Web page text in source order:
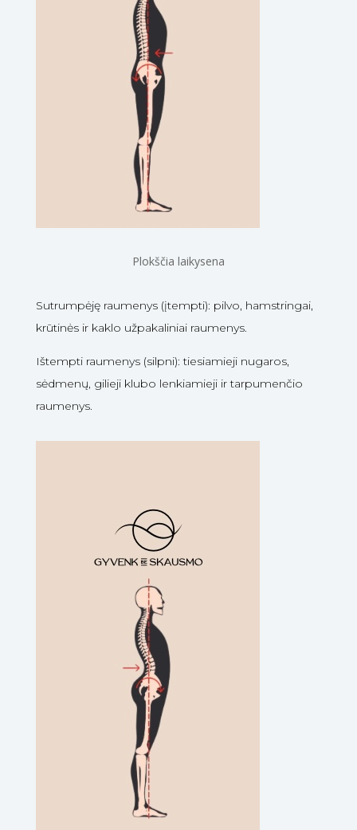
Plokščia laikysena
Sutrumpėję raumenys (įtempti): pilvo, hamstringai,
krūtinės ir kaklo užpakaliniai raumenys.
Ištempti raumenys (silpni): tiesiamieji nugaros,
sėdmenų, gilieji klubo lenkiamieji ir tarpumenčio
raumenys.